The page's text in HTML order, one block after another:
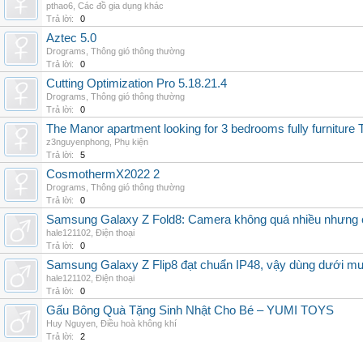
pthao6 Các đồ gia dụng khác
Trả lời:
0
Aztec 5.0
Drograms Thông gió thông thường
Trả lời:
0
Cutting Optimization Pro 5.18.21.4
Drograms Thông gió thông thường
Trả lời:
0
The Manor apartment looking for 3 bedrooms fully furniture
z3nguyenphong Phụ kiện
Trả lời:
5
CosmothermX2022 2
Drograms Thông gió thông thường
Trả lời:
0
Samsung Galaxy Z Fold8: Camera không quá nhiều nhưng
hale121102 Điện thoại
Trả lời:
0
Samsung Galaxy Z Flip8 đạt chuẩn IP48, vậy dùng dưới
hale121102 Điện thoại
Trả lời:
0
Gấu Bông Quà Tặng Sinh Nhật Cho Bé – YUMI TOYS
Huy Nguyen Điều hoà không khí
Trả lời:
2